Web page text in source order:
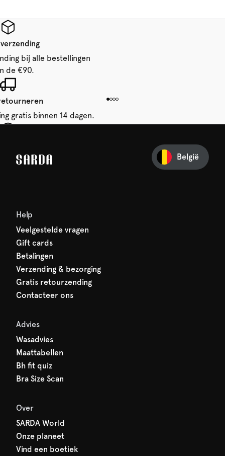
bij alle bestellingen
de €90.
gratis binnen 14 dagen.
van SARDA — je eerste
België
Help
Veelgestelde vragen
Gift cards
Betalingen
Verzending & bezorging
Gratis retourzending
Contacteer ons
Advies
Wasadvies
Maattabellen
Bh fit quiz
Bra Size Scan
Over
SARDA World
Onze planeet
Vind een boetiek